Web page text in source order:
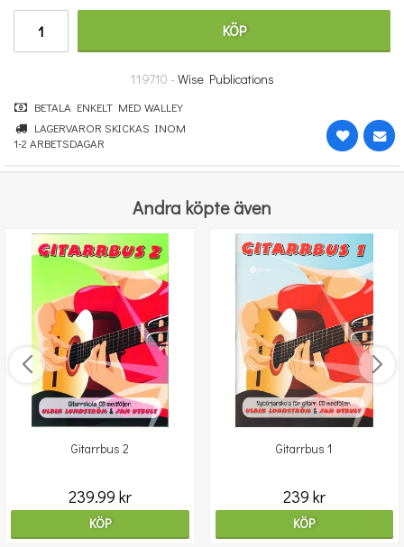
KÖP
119710 - Wise Publications
BETALA ENKELT MED WALLEY
LAGERVAROR SKICKAS INOM
1-2 ARBETSDAGAR
Andra köpte även
Gitarrbus 2
239.99 kr
KÖP
Gitarrbus 1
239 kr
KÖP